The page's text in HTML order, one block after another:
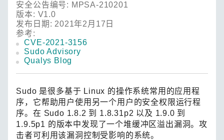
Moxa
安全公告编号: MPSA-210201
版本: V1.0
发布日期: 2021年2月17日
参考:
CVE-2021-3156
Sudo Advisory
Qualys Blog
Sudo 是很多基于 Linux 的操作系统常用的应用程
序，它帮助用户使用另一个用户的安全权限运行程
序。在 Sudo 1.8.2 到 1.8.31p2 以及 1.9.0 到
1.9.5p1 的版本中发现了一个堆缓冲区溢出漏洞。攻
击者可利用该漏洞控制受影响的系统。